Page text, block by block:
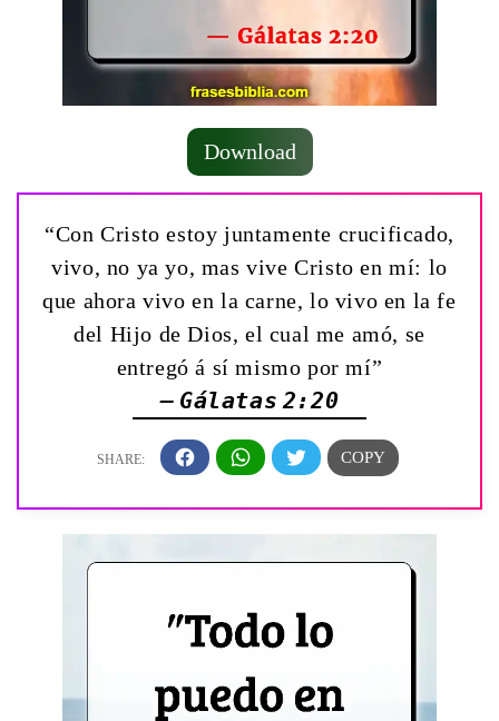
Download
“Con Cristo estoy juntamente crucificado,
vivo, no ya yo, mas vive Cristo en mí: lo
que ahora vivo en la carne, lo vivo en la fe
del Hijo de Dios, el cual me amó, se
entregó á sí mismo por mí”
— Gálatas 2:20